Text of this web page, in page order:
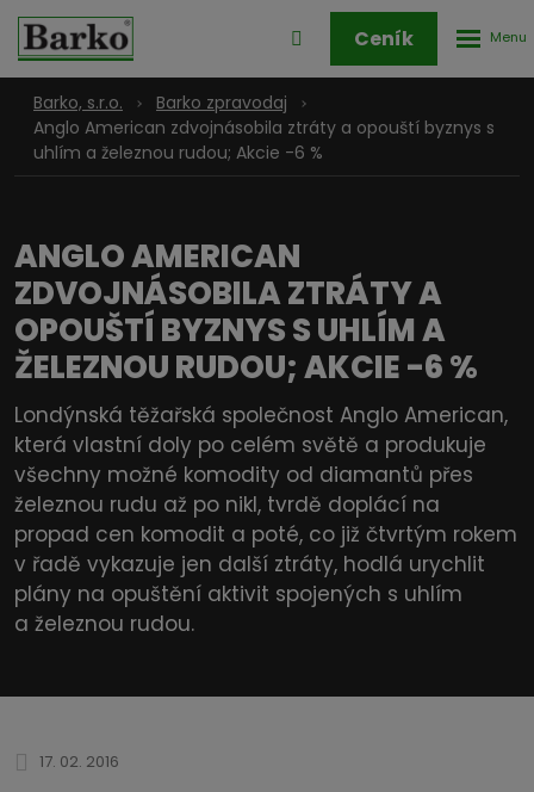
Přihlášení
zóny
Ceník
Barko, s.r.o.
Barko zpravodaj
Anglo American zdvojnásobila ztráty a opouští byznys s
uhlím a železnou rudou; Akcie -6 %
ANGLO AMERICAN
ZDVOJNÁSOBILA ZTRÁTY A
OPOUŠTÍ BYZNYS S UHLÍM A
ŽELEZNOU RUDOU; AKCIE -6 %
Londýnská těžařská společnost Anglo American,
která vlastní doly po celém světě a produkuje
všechny možné komodity od diamantů přes
železnou rudu až po nikl, tvrdě doplácí na
propad cen komodit a poté, co již čtvrtým rokem
v řadě vykazuje jen další ztráty, hodlá urychlit
plány na opuštění aktivit spojených s uhlím
a železnou rudou.
17. 02. 2016